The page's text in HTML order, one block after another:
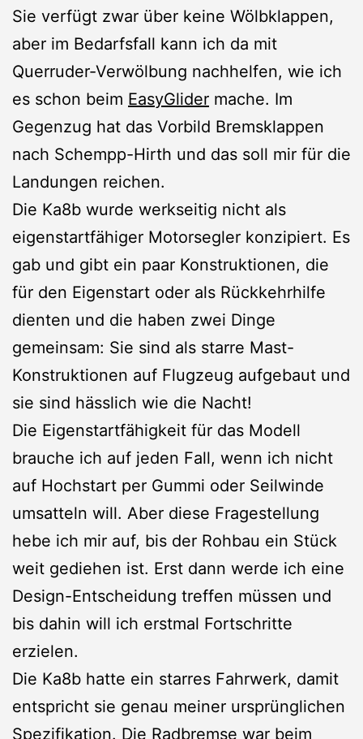
Sie verfügt zwar über keine Wölbklappen,
aber im Bedarfsfall kann ich da mit
Querruder-Verwölbung nachhelfen, wie ich
es schon beim EasyGlider mache. Im
Gegenzug hat das Vorbild Bremsklappen
nach Schempp-Hirth und das soll mir für die
Landungen reichen.
Die Ka8b wurde werkseitig nicht als
eigenstartfähiger Motorsegler konzipiert. Es
gab und gibt ein paar Konstruktionen, die
für den Eigenstart oder als Rückkehrhilfe
dienten und die haben zwei Dinge
gemeinsam: Sie sind als starre Mast-
Konstruktionen auf Flugzeug aufgebaut und
sie sind hässlich wie die Nacht!
Die Eigenstartfähigkeit für das Modell
brauche ich auf jeden Fall, wenn ich nicht
auf Hochstart per Gummi oder Seilwinde
umsatteln will. Aber diese Fragestellung
hebe ich mir auf, bis der Rohbau ein Stück
weit gediehen ist. Erst dann werde ich eine
Design-Entscheidung treffen müssen und
bis dahin will ich erstmal Fortschritte
erzielen.
Die Ka8b hatte ein starres Fahrwerk, damit
entspricht sie genau meiner ursprünglichen
Spezifikation. Die Radbremse war beim